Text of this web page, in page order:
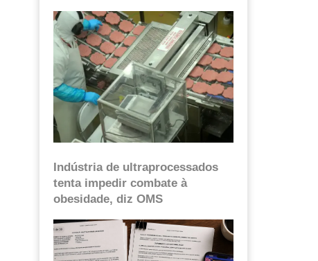
Indústria de ultraprocessados
tenta impedir combate à
obesidade, diz OMS